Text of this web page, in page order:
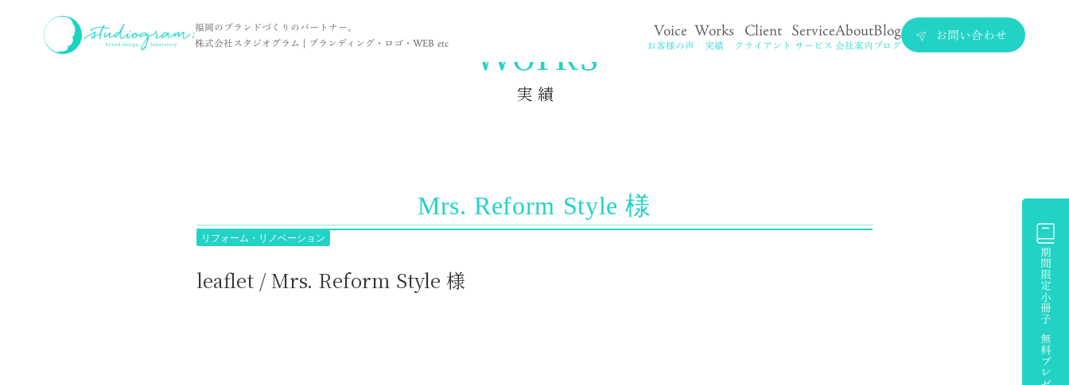
福岡のブランドづくりのパートナー。
株式会社スタジオグラム | ブランディング・ロゴ・WEB etc
Voice
お客様の声
Works
実績
Client
クライアント
Service
サービス
About
会社案内
Blog
ブログ お問い合わせ
ホーム
Works
実 績
Mrs. Reform Style 様
リフォーム・リノベーション
leaflet / Mrs. Reform Style 様 期間限定小冊子 無料プレゼント